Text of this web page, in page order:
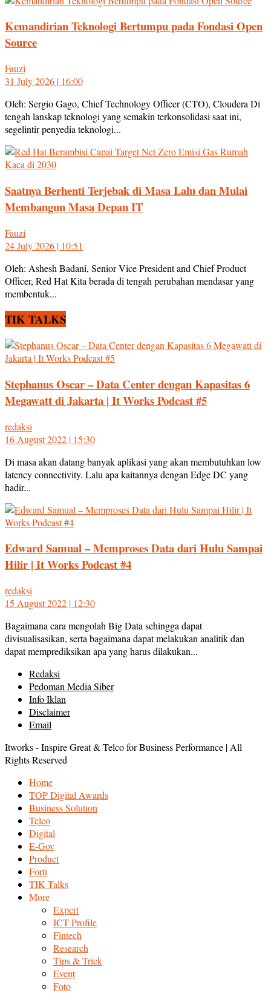
Kemandirian Teknologi Bertumpu pada Fondasi Open
Source
Fauzi
31 July 2026 | 16:00
Oleh: Sergio Gago, Chief Technology Officer (CTO), Cloudera Di
tengah lanskap teknologi yang semakin terkonsolidasi saat ini,
segelintir penyedia teknologi...
Saatnya Berhenti Terjebak di Masa Lalu dan Mulai
Membangun Masa Depan IT
Fauzi
24 July 2026 | 10:51
Oleh: Ashesh Badani, Senior Vice President and Chief Product
Officer, Red Hat Kita berada di tengah perubahan mendasar yang
membentuk...
TIK TALKS
Stephanus Oscar – Data Center dengan Kapasitas 6
Megawatt di Jakarta | It Works Podcast #5
redaksi
16 August 2022 | 15:30
Di masa akan datang banyak aplikasi yang akan membutuhkan low
latency connectivity. Lalu apa kaitannya dengan Edge DC yang
hadir...
Edward Samual – Memproses Data dari Hulu Sampai
Hilir | It Works Podcast #4
redaksi
15 August 2022 | 12:30
Bagaimana cara mengolah Big Data sehingga dapat
divisualisasikan, serta bagaimana dapat melakukan analitik dan
dapat memprediksikan apa yang harus dilakukan...
Redaksi
Pedoman Media Siber
Info Iklan
Disclaimer
Email
Itworks - Inspire Great & Telco for Business Performance | All
Rights Reserved
Home
TOP Digital Awards
Business Solution
Telco
Digital
E-Gov
Product
Forti
TIK Talks
More
Expert
ICT Profile
Fintech
Research
Tips & Trick
Event
Foto